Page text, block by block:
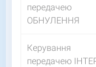
передачею
ОБНУЛЕННЯ
Керування
передачею